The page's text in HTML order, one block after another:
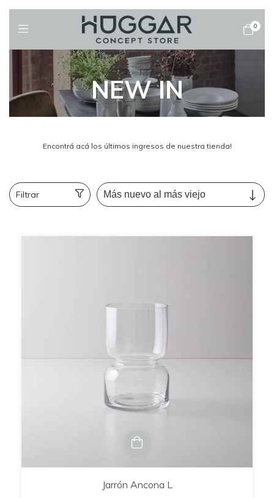
0
Inicio > NEW IN
NEW IN
Encontrá acá los últimos ingresos de nuestra tienda!
Filtrar
Jarrón Ancona L